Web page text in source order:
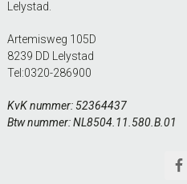
Lelystad.
Artemisweg 105D
8239 DD Lelystad
Tel:0320-286900
KvK nummer: 52364437
Btw nummer: NL8504.11.580.B.01